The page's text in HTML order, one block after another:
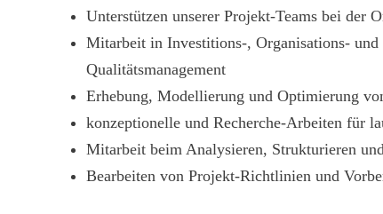
Unterstützen unserer Projekt-Teams bei der
Mitarbeit in Investitions-, Organisations- und
Qualitätsmanagement
Erhebung, Modellierung und Optimierung
konzeptionelle und Recherche-Arbeiten für
Mitarbeit beim Analysieren, Strukturieren
Bearbeiten von Projekt-Richtlinien und